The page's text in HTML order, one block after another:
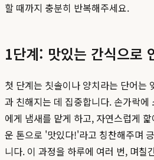
할 때까지 충분히 반복해주세요.
1단계: 맛있는 간식으로
첫 단계는 칫솔이나 양치라는 단어는
과 친해지는 데 집중합니다. 손가락에
에게 냄새를 맡게 하고, 자연스럽게
운 톤으로 '맛있다!'라고 칭찬해주며
니다. 이 과정을 하루에 여러 번, 며칠